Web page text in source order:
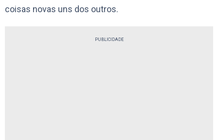
coisas novas uns dos outros.
PUBLICIDADE